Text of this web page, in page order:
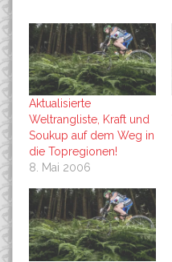
Aktualisierte
Weltrangliste, Kraft und
Soukup auf dem Weg in
die Topregionen!
8. Mai 2006